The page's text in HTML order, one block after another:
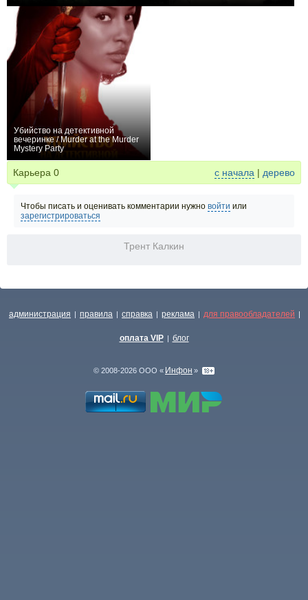
Убийство на детективной
вечеринке / Murder at the Murder
Mystery Party
Карьера 0 с начала | дерево
Чтобы писать и оценивать комментарии нужно войти или
зарегистрироваться
Трент Калкин
администрация | правила | справка | реклама | для правообладателей |
оплата VIP | блог
© 2008-2026 ООО « Инфон »